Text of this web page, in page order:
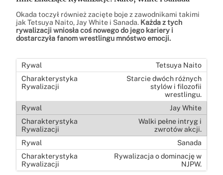
Okada toczył również zacięte boje z zawodnikami takimi
jak Tetsuya Naito, Jay White i Sanada. Każda z tych
rywalizacji wniosła coś nowego do jego kariery i
dostarczyła fanom wrestlingu mnóstwo emocji.
Tetsuya Naito
Starcie dwóch różnych
stylów i filozofii
wrestlingu.
Jay White
Walki pełne intryg i
zwrotów akcji.
Sanada
Rywalizacja o dominację w
NJPW.